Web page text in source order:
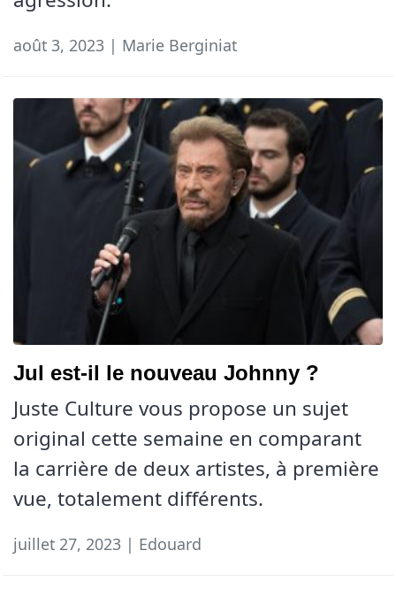
août 3, 2023 | Marie Berginiat
Jul est-il le nouveau Johnny ?
Juste Culture vous propose un sujet
original cette semaine en comparant
la carrière de deux artistes, à première
vue, totalement différents.
juillet 27, 2023 | Edouard